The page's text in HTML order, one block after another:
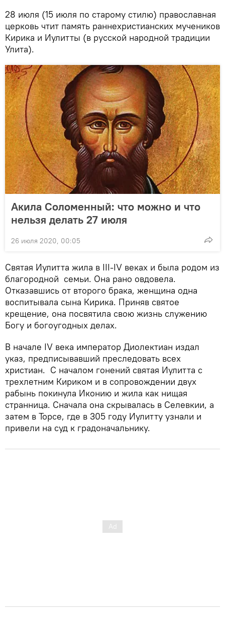
28 июля (15 июля по старому стилю) православная
церковь чтит память раннехристианских мучеников
Кирика и Иулитты (в русской народной традиции
Улита).
Акила Соломенный: что можно и что
нельзя делать 27 июля
26 июля 2020, 00:05
Святая Иулитта жила в III-IV веках и была родом из
благородной семьи. Она рано овдовела.
Отказавшись от второго брака, женщина одна
воспитывала сына Кирика. Приняв святое
крещение, она посвятила свою жизнь служению
Богу и богоугодных делах.
В начале IV века император Диолектиан издал
указ, предписывавший преследовать всех
христиан. С началом гонений святая Иулитта с
трехлетним Кириком и в сопровождении двух
рабынь покинула Иконию и жила как нищая
странница. Сначала она скрывалась в Селевкии, а
затем в Торсе, где в 305 году Иулитту узнали и
привели на суд к градоначальнику.